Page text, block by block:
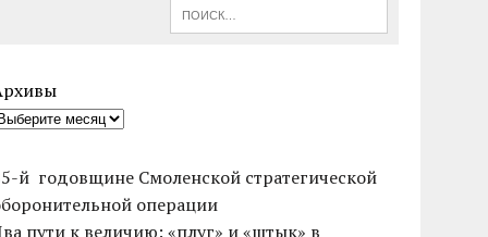
й годовщине Смоленской стратегической
операции
пути к величию: «плуг» и «штык» в